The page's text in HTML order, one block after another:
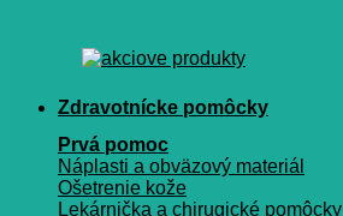
Zdravotnícke pomôcky
Prvá pomoc
Náplasti a obväzový materiál
Ošetrenie kože
Lekárnička a chirugické pomôcky